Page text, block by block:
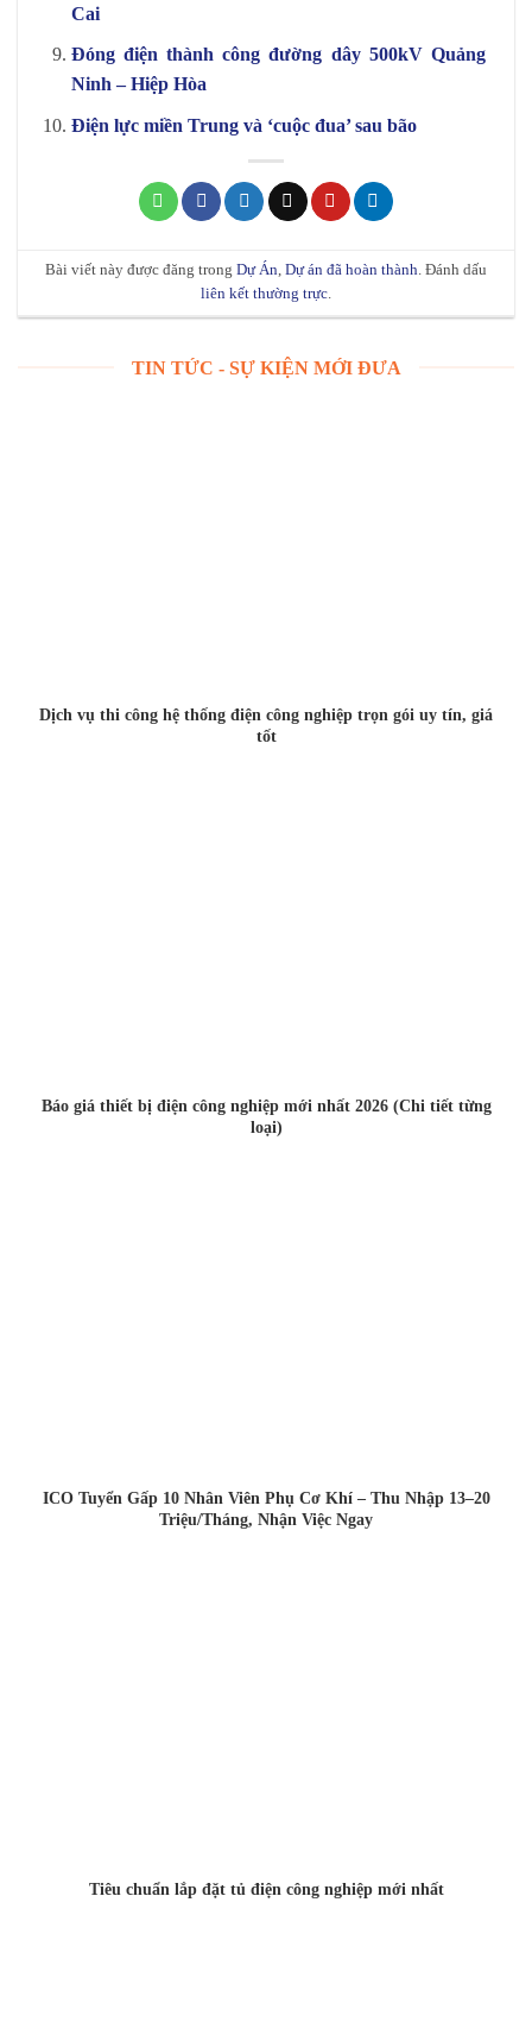
Cai
Đóng điện thành công đường dây 500kV Quảng
Ninh – Hiệp Hòa
Điện lực miền Trung và ‘cuộc đua’ sau bão
Bài viết này được đăng trong Dự Án, Dự án đã hoàn thành. Đánh dấu
liên kết thường trực.
TIN TỨC - SỰ KIỆN MỚI ĐƯA
Dịch vụ thi công hệ thống điện công nghiệp trọn gói uy tín, giá
tốt
Báo giá thiết bị điện công nghiệp mới nhất 2026 (Chi tiết từng
loại)
ICO Tuyển Gấp 10 Nhân Viên Phụ Cơ Khí – Thu Nhập 13–20
Triệu/Tháng, Nhận Việc Ngay
Tiêu chuẩn lắp đặt tủ điện công nghiệp mới nhất